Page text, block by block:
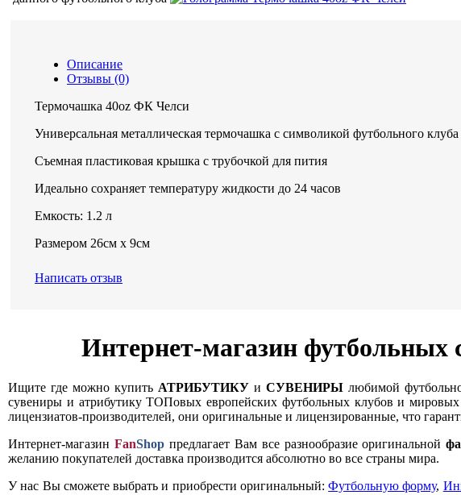
Описание
Отзывы (0)
Термочашка 40oz ФК Челси
Универсальная металлическая термочашка с символикой футбольного
Съемная пластиковая крышка с трубочкой для пития
Идеально сохраняет температуру жидкости до 24 часов
Емкость: 1.2 л
Размером 26см х 9см
Написать отзыв
Интернет-магазин футбольных
Ищите где можно купить АТРИБУТИКУ и СУВЕНИРЫ любимой
сувениры и атрибутику ТОПовых европейских футбольных клубов и
лицензиатов-производителей, они оригинальные и лицензированные, что
Интернет-магазин FanShopпредлагает Вам все разнообразие оригинальной
желанию покупателей доставка производится абсолютно во все страны мира.
У нас Вы сможете выбрать и приобрести оригинальный:Футбольную форму,